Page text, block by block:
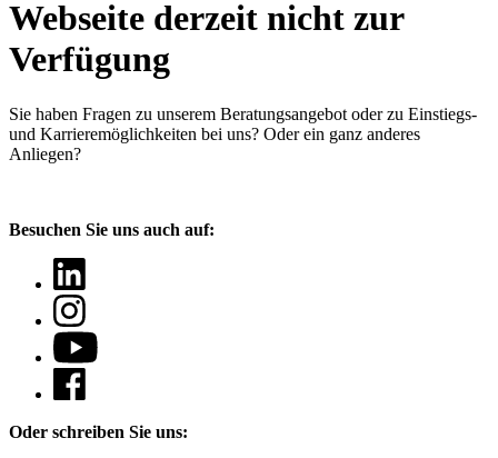
Webseite derzeit nicht zur
Verfügung
Sie haben Fragen zu unserem Beratungsangebot oder zu Einstiegs-
und Karrieremöglichkeiten bei uns? Oder ein ganz anderes
Anliegen?
Besuchen Sie uns auch auf:
Oder schreiben Sie uns: